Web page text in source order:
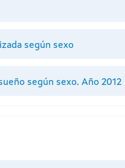
según sexo
según sexo. Año 2012